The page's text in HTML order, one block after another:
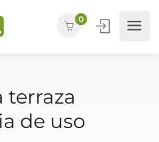
0
terraza
de uso